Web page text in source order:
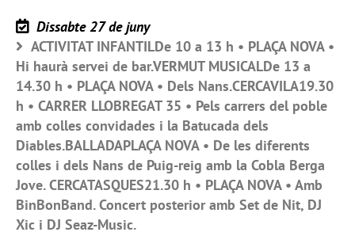
Dissabte 27 de juny
ACTIVITAT INFANTILDe 10 a 13 h • PLAÇA NOVA •
Hi haurà servei de bar.VERMUT MUSICALDe 13 a
14.30 h • PLAÇA NOVA • Dels Nans.CERCAVILA19.30
h • CARRER LLOBREGAT 35 • Pels carrers del poble
amb colles convidades i la Batucada dels
Diables.BALLADAPLAÇA NOVA • De les diferents
colles i dels Nans de Puig-reig amb la Cobla Berga
Jove. CERCATASQUES21.30 h • PLAÇA NOVA • Amb
BinBonBand. Concert posterior amb Set de Nit, DJ
Xic i DJ Seaz-Music.